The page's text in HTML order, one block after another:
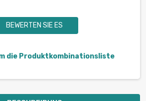
BEWERTEN SIE ES
die Produktkombinationsliste